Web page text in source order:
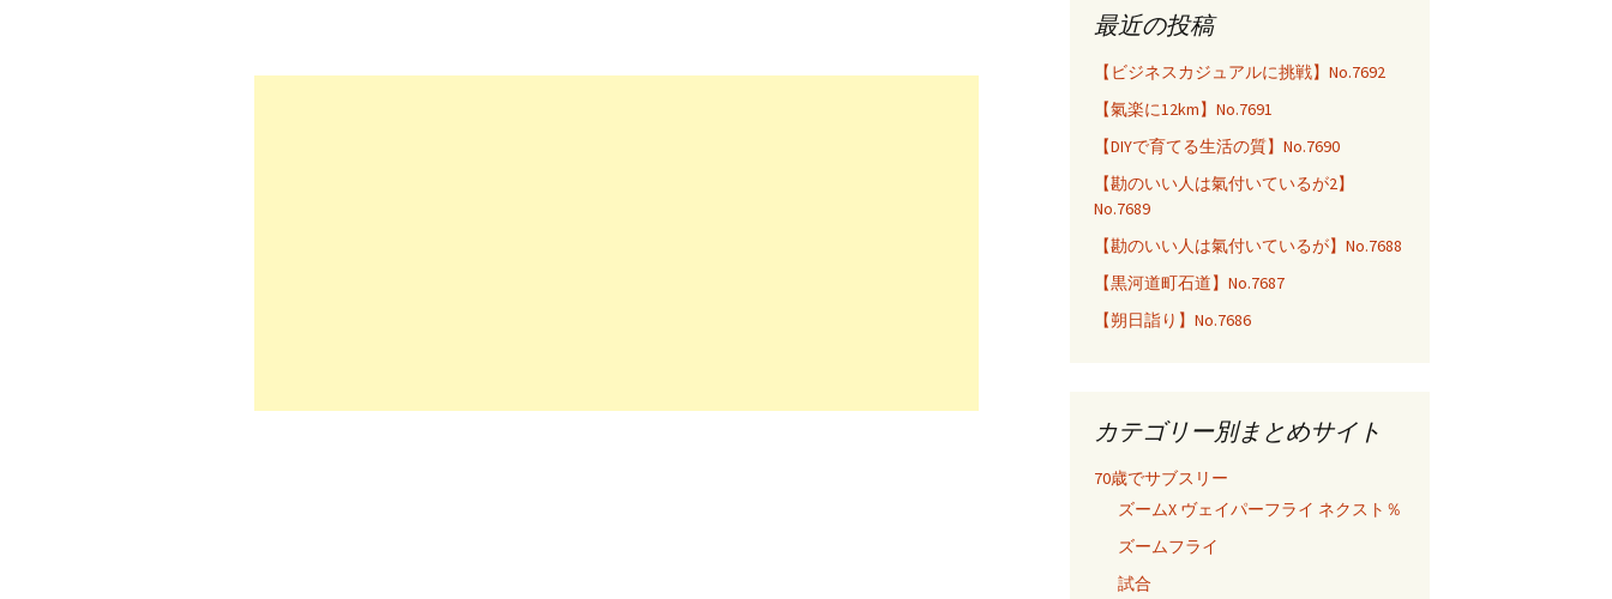
最近の投稿
【ビジネスカジュアルに挑戦】No.7692
【氣楽に12km】No.7691
【DIYで育てる生活の質】No.7690
【勘のいい人は氣付いているが2】
No.7689
【勘のいい人は氣付いているが】No.7688
【黒河道町石道】No.7687
【朔日詣り】No.7686
カテゴリー別まとめサイト
70歳でサブスリー
ズームX ヴェイパーフライ ネクスト％
ズームフライ
試合